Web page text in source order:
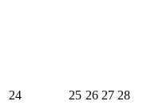
24 25 26 27 28